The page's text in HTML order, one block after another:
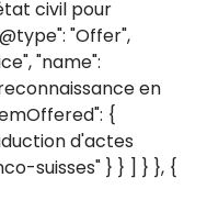
civil pour
"Offer",
"name":
en
{
d'actes
suisses" } } ] } }, {